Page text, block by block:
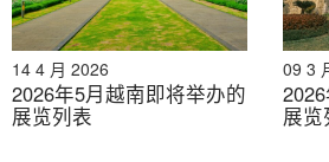
11 月 13 日至 15 日 |河内 |
11月29日至30日 | 胡志明市 |
伊妈妈节
14 4 月 2026
2026年5月越南即将举办的
展览列表
09 3
展览